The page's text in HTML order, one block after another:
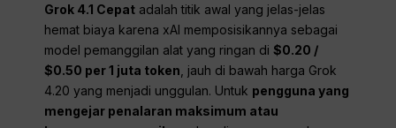
Grok 4.1 Cepat adalah titik awal yang jelas-jelas
hemat biaya karena xAI memposisikannya sebagai
model pemanggilan alat yang ringan di $0.20 /
$0.50 per 1 juta token , jauh di bawah harga Grok
4.20 yang menjadi unggulan. Untuk pengguna yang
mengejar penalaran maksimum atau